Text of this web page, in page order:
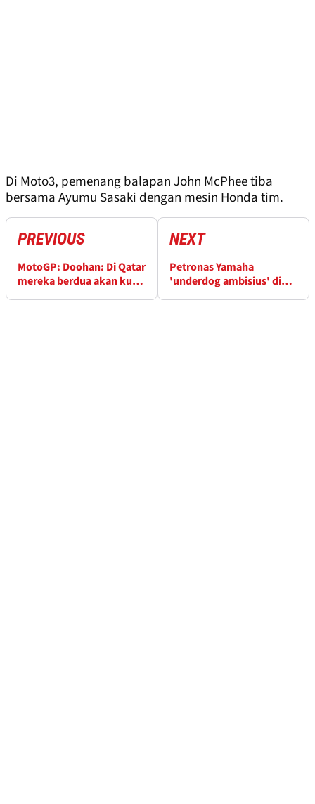
Di Moto3, pemenang balapan John McPhee tiba
bersama Ayumu Sasaki dengan mesin Honda tim.
PREVIOUS
MotoGP: Doohan: Di Qatar
mereka berdua akan kuat,
NEXT
Petronas Yamaha
'underdog ambisius' di